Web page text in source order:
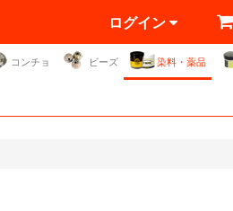
ログイン
コンチョ ビーズ 染料・薬品